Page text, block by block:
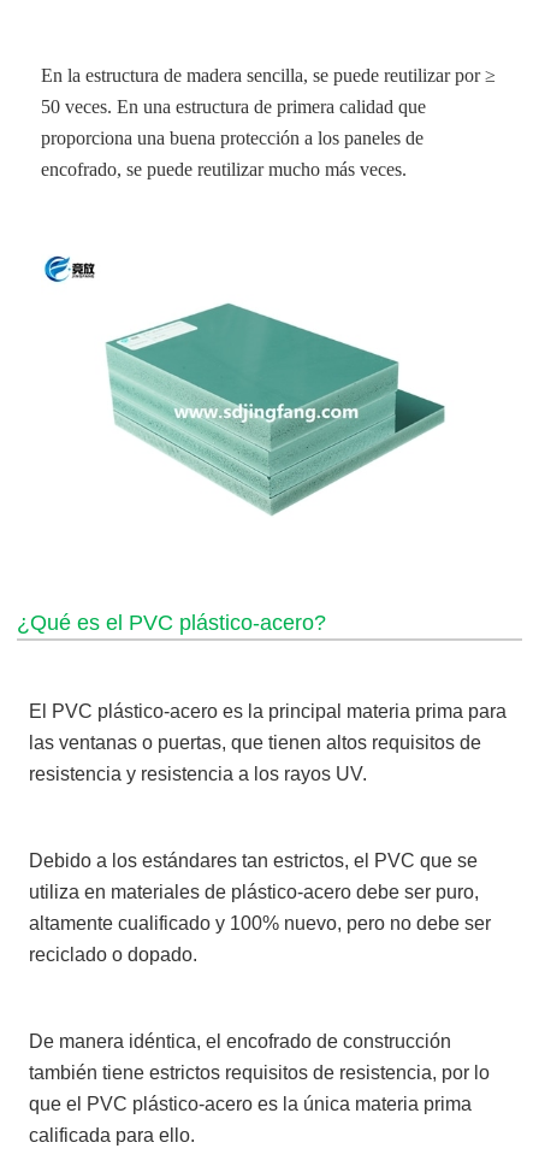
En la estructura de madera sencilla, se puede reutilizar por ≥
50 veces. En una estructura de primera calidad que
proporciona una buena protección a los paneles de
encofrado, se puede reutilizar mucho más veces.
¿Qué es el PVC plástico-acero?
El PVC plástico-acero es la principal materia prima para
las ventanas o puertas, que tienen altos requisitos de
resistencia y resistencia a los rayos UV.
Debido a los estándares tan estrictos, el PVC que se
utiliza en materiales de plástico-acero debe ser puro,
altamente cualificado y 100% nuevo, pero no debe ser
reciclado o dopado.
De manera idéntica, el encofrado de construcción
también tiene estrictos requisitos de resistencia, por lo
que el PVC plástico-acero es la única materia prima
calificada para ello.